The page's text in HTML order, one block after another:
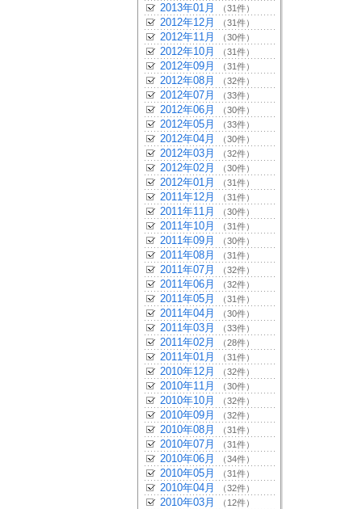
2013年01月 （31件）
2012年12月 （31件）
2012年11月 （30件）
2012年10月 （31件）
2012年09月 （31件）
2012年08月 （32件）
2012年07月 （33件）
2012年06月 （30件）
2012年05月 （33件）
2012年04月 （30件）
2012年03月 （32件）
2012年02月 （30件）
2012年01月 （31件）
2011年12月 （31件）
2011年11月 （30件）
2011年10月 （31件）
2011年09月 （30件）
2011年08月 （31件）
2011年07月 （32件）
2011年06月 （32件）
2011年05月 （31件）
2011年04月 （30件）
2011年03月 （33件）
2011年02月 （28件）
2011年01月 （31件）
2010年12月 （32件）
2010年11月 （30件）
2010年10月 （32件）
2010年09月 （32件）
2010年08月 （31件）
2010年07月 （31件）
2010年06月 （34件）
2010年05月 （31件）
2010年04月 （32件）
2010年03月 （12件）